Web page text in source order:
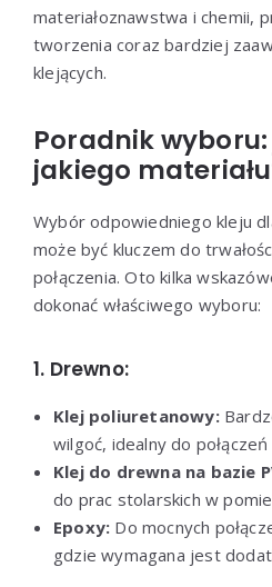
materiałoznawstwa i chemii,
tworzenia coraz bardziej
klejących.
Poradnik
jakiego
Wybór odpowiedniego kleju
może być kluczem do
połączenia. Oto kilka
dokonać właściwego wyboru:
1. Drewno:
Klej poliuretanowy:
wilgoć, idealny do
Klej do drewna na bazie
do prac stolarskich w
Epoxy: Do mocnych
gdzie wymagana jest